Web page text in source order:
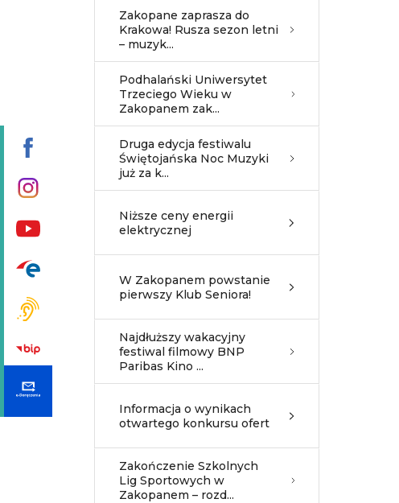
Zakopane zaprasza do
Krakowa! Rusza sezon letni
– muzyk...
Podhalański Uniwersytet
Trzeciego Wieku w
Zakopanem zak...
Druga edycja festiwalu
Świętojańska Noc Muzyki
już za k...
Niższe ceny energii
elektrycznej
W Zakopanem powstanie
pierwszy Klub Seniora!
Najdłuższy wakacyjny
festiwal filmowy BNP
Paribas Kino ...
Informacja o wynikach
otwartego konkursu ofert
Zakończenie Szkolnych
Lig Sportowych w
Zakopanem – rozd...